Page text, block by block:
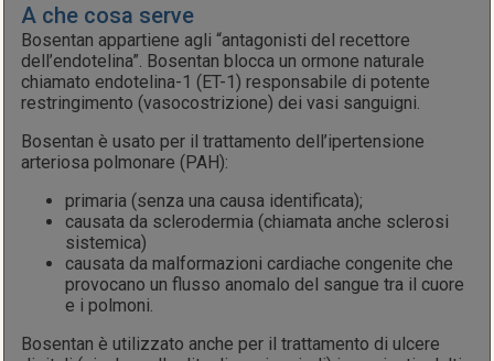
A che cosa serve
Bosentan appartiene agli “antagonisti del recettore
dell’endotelina”. Bosentan blocca un ormone naturale
chiamato endotelina-1 (ET-1) responsabile di potente
restringimento (vasocostrizione) dei vasi sanguigni.
Bosentan è usato per il trattamento dell’ipertensione
arteriosa polmonare (PAH):
primaria (senza una causa identificata);
causata da sclerodermia (chiamata anche sclerosi
sistemica)
causata da malformazioni cardiache congenite che
provocano un flusso anomalo del sangue tra il cuore
e i polmoni.
Bosentan è utilizzato anche per il trattamento di ulcere